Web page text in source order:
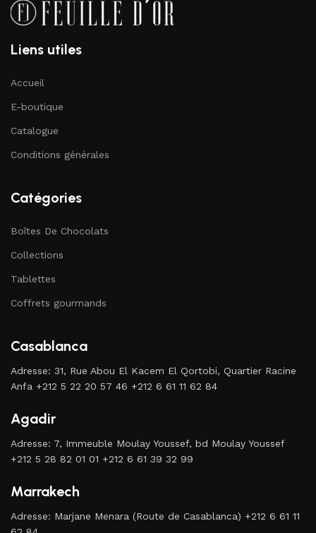
Liens utiles
Accueil
E-boutique
Catalogue
Conditions générales
Catégories
Boîtes De Chocolats
Collections
Tablettes
Coffrets gourmands
Casablanca
Adresse: 31, Rue Abou El Kacem El Qortobi, Quartier Racine
Anfa +212 5 22 20 57 46 +212 6 61 11 62 84
Agadir
Adresse: 7, Immeuble Moulay Youssef, bd Moulay Youssef
+212 5 28 82 01 01 +212 6 61 39 32 99
Marrakech
Adresse: Marjane Menara (Route de Casablanca) +212 6 61 11